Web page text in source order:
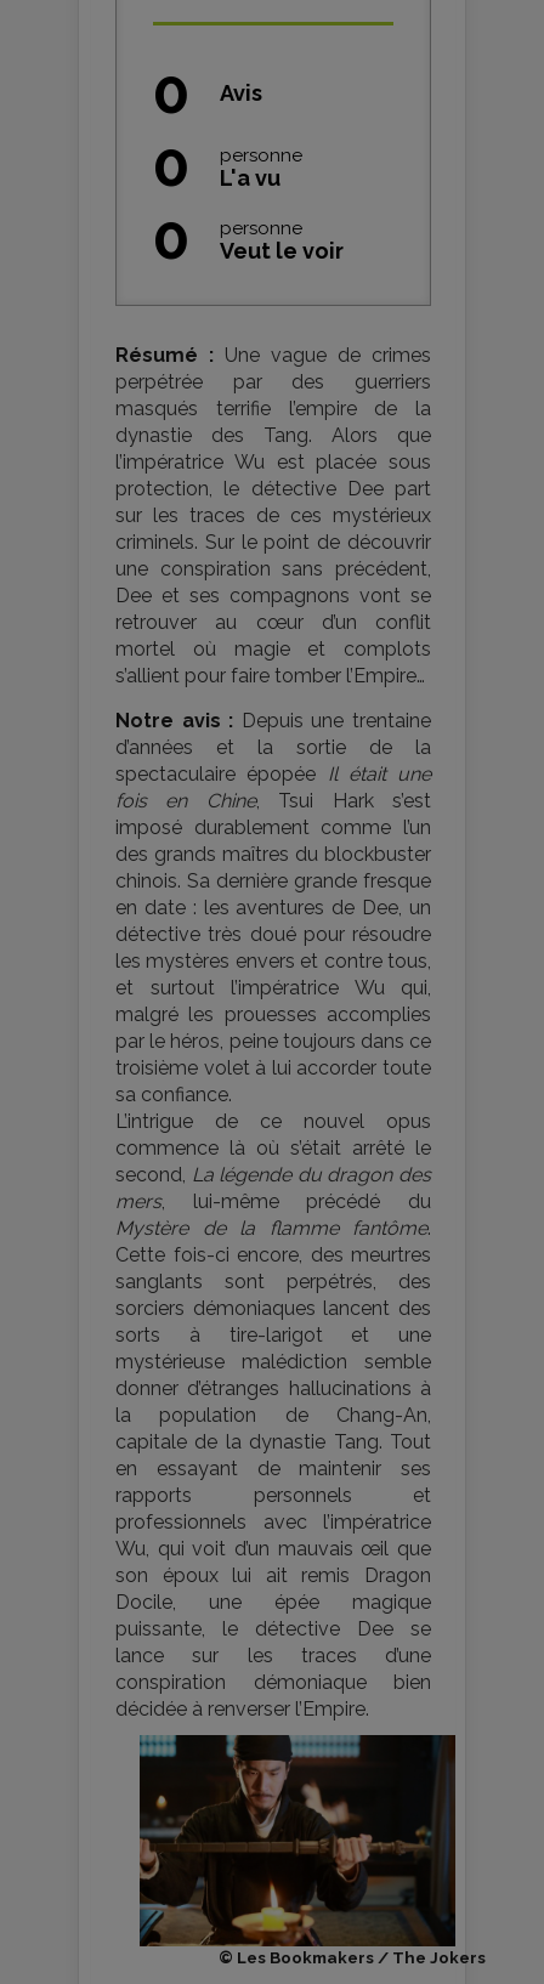
0 Avis
0 personne
L'a vu
0 personne
Veut le voir
Résumé : Une vague de crimes
perpétrée par des guerriers
masqués terrifie l’empire de la
dynastie des Tang. Alors que
l’impératrice Wu est placée sous
protection, le détective Dee part
sur les traces de ces mystérieux
criminels. Sur le point de découvrir
une conspiration sans précédent,
Dee et ses compagnons vont se
retrouver au cœur d’un conflit
mortel où magie et complots
s’allient pour faire tomber l’Empire…
Notre avis : Depuis une trentaine
d’années et la sortie de la
spectaculaire épopée Il était une
fois en Chine, Tsui Hark s’est
imposé durablement comme l’un
des grands maîtres du blockbuster
chinois. Sa dernière grande fresque
en date : les aventures de Dee, un
détective très doué pour résoudre
les mystères envers et contre tous,
et surtout l’impératrice Wu qui,
malgré les prouesses accomplies
par le héros, peine toujours dans ce
troisième volet à lui accorder toute
sa confiance.
L’intrigue de ce nouvel opus
commence là où s’était arrêté le
second, La légende du dragon des
mers, lui-même précédé du
Mystère de la flamme fantôme.
Cette fois-ci encore, des meurtres
sanglants sont perpétrés, des
sorciers démoniaques lancent des
sorts à tire-larigot et une
mystérieuse malédiction semble
donner d’étranges hallucinations à
la population de Chang-An,
capitale de la dynastie Tang. Tout
en essayant de maintenir ses
rapports personnels et
professionnels avec l’impératrice
Wu, qui voit d’un mauvais œil que
son époux lui ait remis Dragon
Docile, une épée magique
puissante, le détective Dee se
lance sur les traces d’une
conspiration démoniaque bien
décidée à renverser l’Empire.
© Les Bookmakers / The Jokers